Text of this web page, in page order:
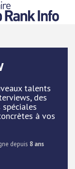
talents
des
à vos
depuis 8 ans